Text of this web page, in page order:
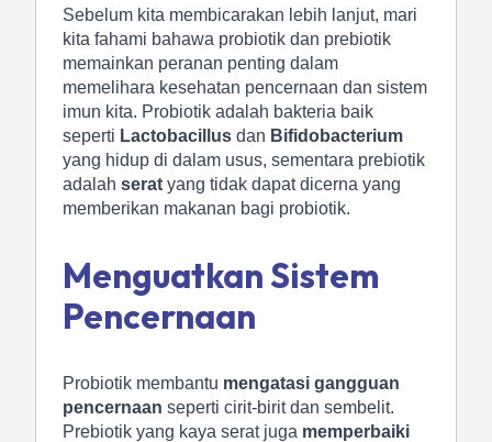
Sebelum kita membicarakan lebih lanjut, mari
kita fahami bahawa probiotik dan prebiotik
memainkan peranan penting dalam
memelihara kesehatan pencernaan dan sistem
imun kita. Probiotik adalah bakteria baik
seperti Lactobacillus dan Bifidobacterium
yang hidup di dalam usus, sementara prebiotik
adalah serat yang tidak dapat dicerna yang
memberikan makanan bagi probiotik.
Menguatkan Sistem
Pencernaan
Probiotik membantu mengatasi gangguan
pencernaan seperti cirit-birit dan sembelit.
Prebiotik yang kaya serat juga memperbaiki